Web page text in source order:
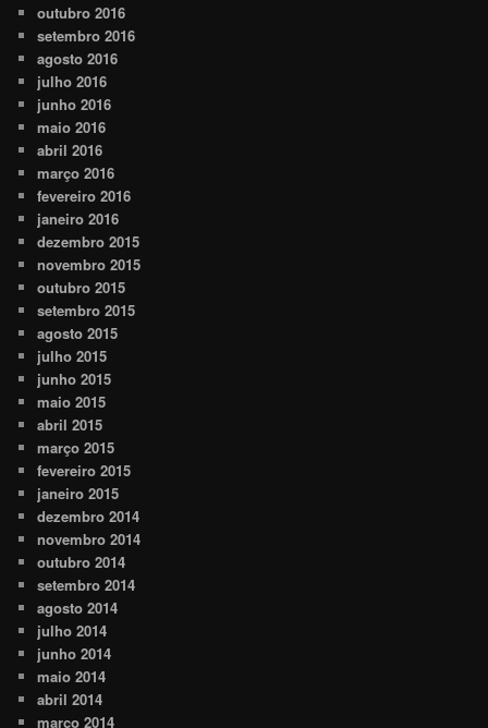
outubro 2016
setembro 2016
agosto 2016
julho 2016
junho 2016
maio 2016
abril 2016
março 2016
fevereiro 2016
janeiro 2016
dezembro 2015
novembro 2015
outubro 2015
setembro 2015
agosto 2015
julho 2015
junho 2015
maio 2015
abril 2015
março 2015
fevereiro 2015
janeiro 2015
dezembro 2014
novembro 2014
outubro 2014
setembro 2014
agosto 2014
julho 2014
junho 2014
maio 2014
abril 2014
março 2014